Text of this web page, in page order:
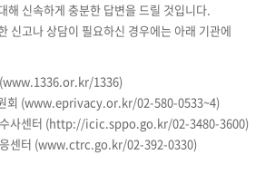
해 신속하게 충분한 답변을 드릴 것입니다.
신고나 상담이 필요하신 경우에는 아래 기관에
(www.1336.or.kr/1336)
회 (www.eprivacy.or.kr/02-580-0533~4)
수사센터 (http://icic.sppo.go.kr/02-3480-3600)
응센터 (www.ctrc.go.kr/02-392-0330)